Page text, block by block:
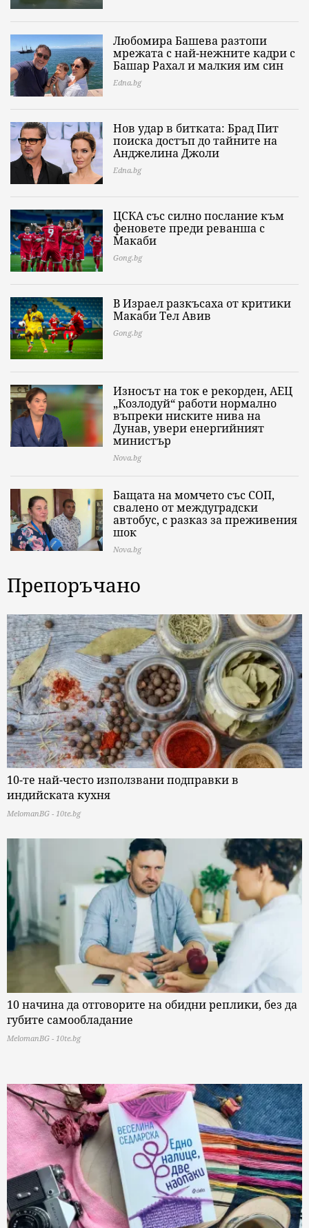
Любомира Башева разтопи
мрежата с най-нежните кадри с
Башар Рахал и малкия им син
Edna.bg
Нов удар в битката: Брад Пит
поиска достъп до тайните на
Анджелина Джоли
Edna.bg
ЦСКА със силно послание към
феновете преди реванша с
Макаби
Gong.bg
В Израел разкъсаха от критики
Макаби Тел Авив
Gong.bg
Износът на ток е рекорден, АЕЦ
„Козлодуй“ работи нормално
въпреки ниските нива на
Дунав, увери енергийният
министър
Nova.bg
Бащата на момчето със СОП,
свалено от междуградски
автобус, с разказ за преживения
шок
Nova.bg
Препоръчано
10-те най-често използвани подправки в
индийската кухня
MelomanBG - 10te.bg
10 начина да отговорите на обидни реплики, без да
губите самообладание
MelomanBG - 10te.bg